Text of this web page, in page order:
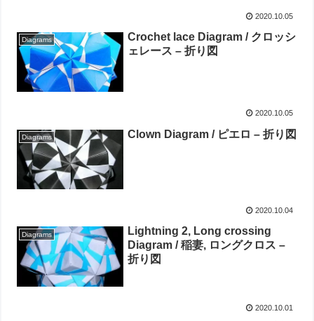
2020.10.05
Diagrams
Crochet lace Diagram / クロッシ
ェレース – 折り図
2020.10.05
Diagrams Clown Diagram / ピエロ – 折り図
2020.10.04
Diagrams
Lightning 2, Long crossing
Diagram / 稲妻, ロングクロス –
折り図
2020.10.01